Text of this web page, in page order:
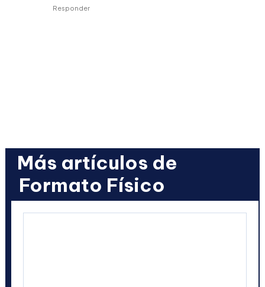
Responder
Más artículos de
Formato Físico